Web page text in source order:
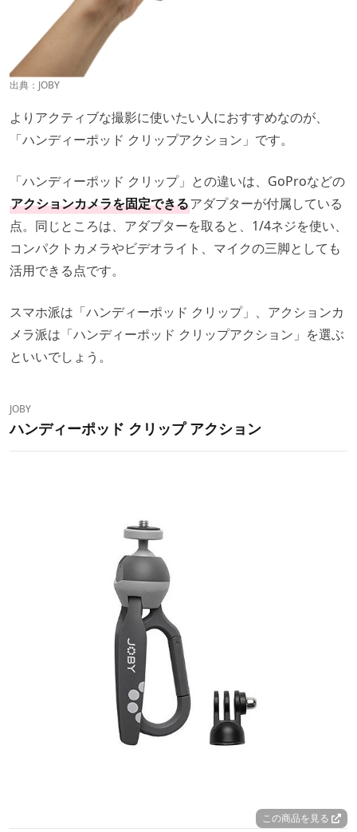
出典： JOBY
よりアクティブな撮影に使いたい人におすすめなのが、
「ハンディーポッド クリップアクション」です。
「ハンディーポッド クリップ」との違いは、GoProなどの
アクションカメラを固定できるアダプターが付属している
点。同じところは、アダプターを取ると、1/4ネジを使い、
コンパクトカメラやビデオライト、マイクの三脚としても
活用できる点です。
スマホ派は「ハンディーポッド クリップ」、アクションカ
メラ派は「ハンディーポッド クリップアクション」を選ぶ
といいでしょう。
JOBY
ハンディーポッド クリップ アクション
この商品を見る